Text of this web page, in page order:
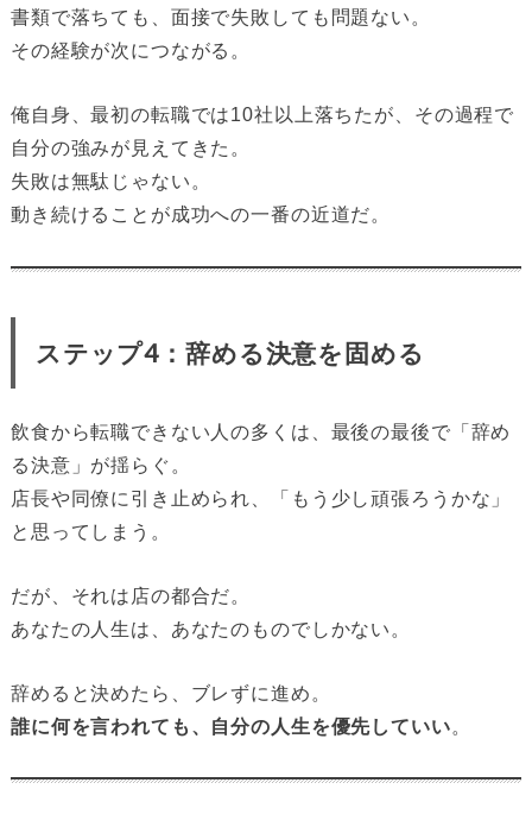
書類で落ちても、面接で失敗しても問題ない。
その経験が次につながる。
俺自身、最初の転職では10社以上落ちたが、その過程で
自分の強みが見えてきた。
失敗は無駄じゃない。
動き続けることが成功への一番の近道だ。
ステップ4：辞める決意を固める
飲食から転職できない人の多くは、最後の最後で「辞め
る決意」が揺らぐ。
店長や同僚に引き止められ、「もう少し頑張ろうかな」
と思ってしまう。
だが、それは店の都合だ。
あなたの人生は、あなたのものでしかない。
辞めると決めたら、ブレずに進め。
誰に何を言われても、自分の人生を優先していい。